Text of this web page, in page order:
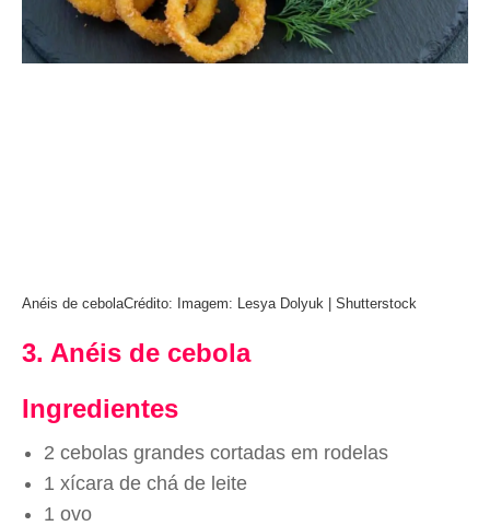
Anéis de cebolaCrédito: Imagem: Lesya Dolyuk | Shutterstock
3. Anéis de cebola
Ingredientes
2 cebolas grandes cortadas em rodelas
1 xícara de chá de leite
1 ovo